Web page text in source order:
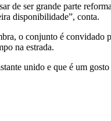
de ser grande parte
disponibilidade”, conta.
o conjunto é convidado
na estrada.
unido e que é um